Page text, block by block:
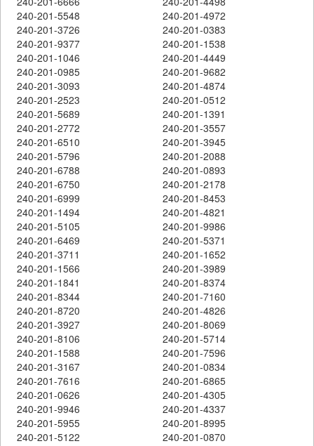
240-201-5548
240-201-4972
240-201-3726
240-201-0383
240-201-9377
240-201-1538
240-201-1046
240-201-4449
240-201-0985
240-201-9682
240-201-3093
240-201-4874
240-201-2523
240-201-0512
240-201-5689
240-201-1391
240-201-2772
240-201-3557
240-201-6510
240-201-3945
240-201-5796
240-201-2088
240-201-6788
240-201-0893
240-201-6750
240-201-2178
240-201-6999
240-201-8453
240-201-1494
240-201-4821
240-201-5105
240-201-9986
240-201-6469
240-201-5371
240-201-3711
240-201-1652
240-201-1566
240-201-3989
240-201-1841
240-201-8374
240-201-8344
240-201-7160
240-201-8720
240-201-4826
240-201-3927
240-201-8069
240-201-8106
240-201-5714
240-201-1588
240-201-7596
240-201-3167
240-201-0834
240-201-7616
240-201-6865
240-201-0626
240-201-4305
240-201-9946
240-201-4337
240-201-5955
240-201-8995
240-201-5122
240-201-0870